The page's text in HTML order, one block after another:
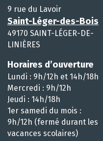
9 rue du Lavoir
Saint-Léger-des-Bois
49170 SAINT-LÉGER-DE-
LINIÈRES
Horaires d’ouverture
Lundi : 9h/12h et 14h/18h
Mercredi : 9h/12h
Jeudi : 14h/18h
1er samedi du mois :
9h/12h (fermé durant les
vacances scolaires)